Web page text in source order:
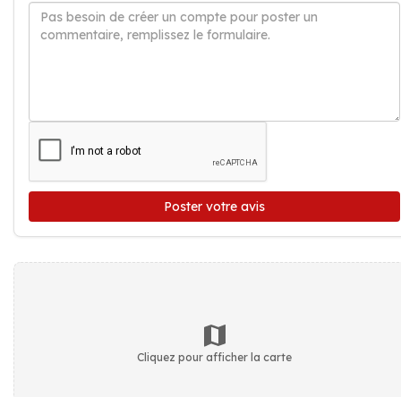
Poster votre avis
Cliquez pour afficher la carte